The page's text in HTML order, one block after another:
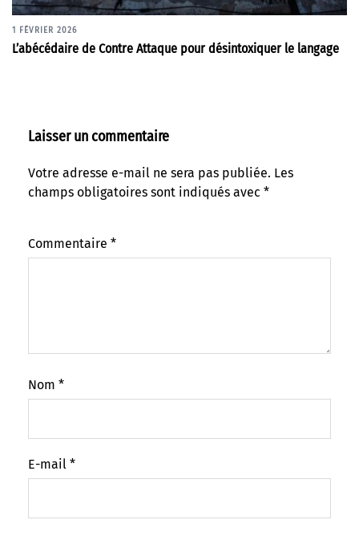
1 FÉVRIER 2026
L’abécédaire de Contre Attaque pour désintoxiquer le langage
Laisser un commentaire
Votre adresse e-mail ne sera pas publiée. Les
champs obligatoires sont indiqués avec *
Commentaire *
Nom *
E-mail *